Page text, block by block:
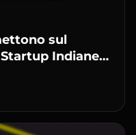
sul
Indiane